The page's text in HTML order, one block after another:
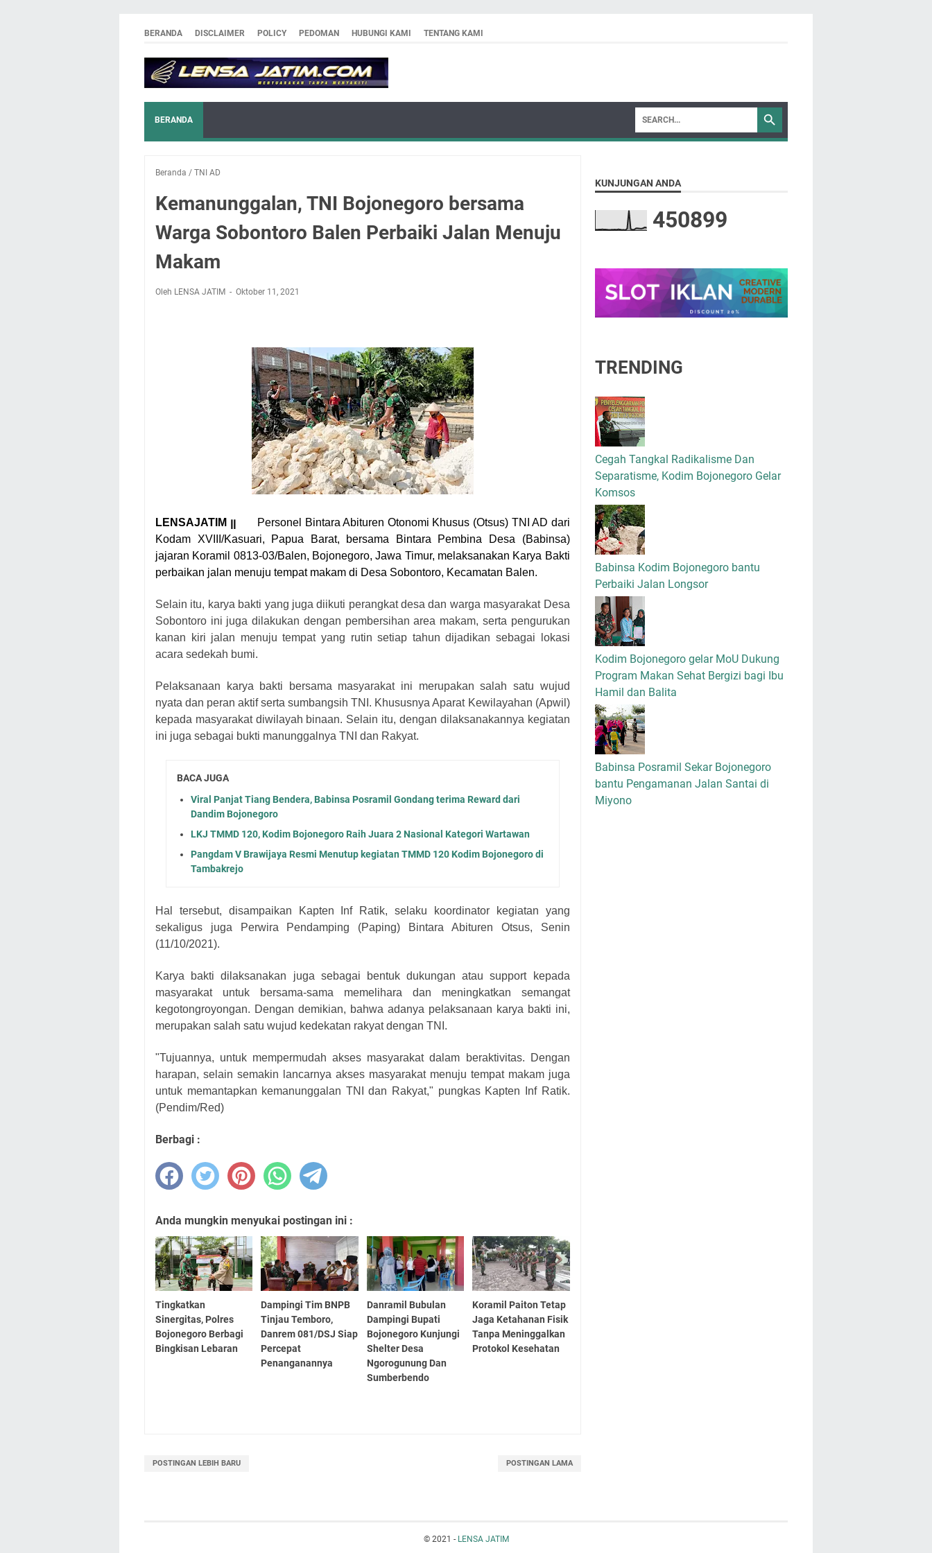
BERANDA DISCLAIMER POLICY PEDOMAN HUBUNGI KAMI TENTANG KAMI
BERANDA
Beranda / TNI AD
Kemanunggalan, TNI Bojonegoro bersama
Warga Sobontoro Balen Perbaiki Jalan Menuju
Makam
Oleh LENSA JATIM Oktober 11, 2021
LENSAJATIM ꞁꞁ
Personel Bintara Abituren Otonomi Khusus (Otsus) TNI AD dari
Kodam XVIII/Kasuari, Papua Barat, bersama Bintara Pembina Desa (Babinsa)
jajaran Koramil 0813-03/Balen, Bojonegoro, Jawa Timur, melaksanakan Karya Bakti
perbaikan jalan menuju tempat makam di Desa Sobontoro, Kecamatan Balen.
Selain itu, karya bakti yang juga diikuti perangkat desa dan warga masyarakat Desa
Sobontoro ini juga dilakukan dengan pembersihan area makam, serta pengurukan
kanan kiri jalan menuju tempat yang rutin setiap tahun dijadikan sebagai lokasi
acara sedekah bumi.
Pelaksanaan karya bakti bersama masyarakat ini merupakan salah satu wujud
nyata dan peran aktif serta sumbangsih TNI. Khususnya Aparat Kewilayahan (Apwil)
kepada masyarakat diwilayah binaan. Selain itu, dengan dilaksanakannya kegiatan
ini juga sebagai bukti manunggalnya TNI dan Rakyat.
BACA JUGA
Viral Panjat Tiang Bendera, Babinsa Posramil Gondang terima Reward dari
Dandim Bojonegoro
LKJ TMMD 120, Kodim Bojonegoro Raih Juara 2 Nasional Kategori Wartawan
Pangdam V Brawijaya Resmi Menutup kegiatan TMMD 120 Kodim Bojonegoro di
Tambakrejo
Hal tersebut, disampaikan Kapten Inf Ratik, selaku koordinator kegiatan yang
sekaligus juga Perwira Pendamping (Paping) Bintara Abituren Otsus, Senin
(11/10/2021).
Karya bakti dilaksanakan juga sebagai bentuk dukungan atau support kepada
masyarakat untuk bersama-sama memelihara dan meningkatkan semangat
kegotongroyongan. Dengan demikian, bahwa adanya pelaksanaan karya bakti ini,
merupakan salah satu wujud kedekatan rakyat dengan TNI.
"Tujuannya, untuk mempermudah akses masyarakat dalam beraktivitas. Dengan
harapan, selain semakin lancarnya akses masyarakat menuju tempat makam juga
untuk memantapkan kemanunggalan TNI dan Rakyat," pungkas Kapten Inf Ratik.
(Pendim/Red)
Berbagi :
Anda mungkin menyukai postingan ini :
Tingkatkan
Sinergitas, Polres
Bojonegoro Berbagi
Bingkisan Lebaran
Dampingi Tim BNPB
Tinjau Temboro,
Danrem 081/DSJ Siap
Percepat
Penanganannya
Danramil Bubulan
Dampingi Bupati
Bojonegoro Kunjungi
Shelter Desa
Ngorogunung Dan
Sumberbendo
Koramil Paiton Tetap
Jaga Ketahanan Fisik
Tanpa Meninggalkan
Protokol Kesehatan
POSTINGAN LEBIH BARU POSTINGAN LAMA
KUNJUNGAN ANDA
450899
TRENDING
Cegah Tangkal Radikalisme Dan
Separatisme, Kodim Bojonegoro Gelar
Komsos
Babinsa Kodim Bojonegoro bantu
Perbaiki Jalan Longsor
Kodim Bojonegoro gelar MoU Dukung
Program Makan Sehat Bergizi bagi Ibu
Hamil dan Balita
Babinsa Posramil Sekar Bojonegoro
bantu Pengamanan Jalan Santai di
Miyono
© 2021 - LENSA JATIM